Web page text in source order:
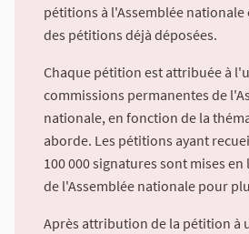
pétitions à l'Assemblée nationale
des pétitions déjà déposées.
Chaque pétition est attribuée à
commissions permanentes de
nationale, en fonction de la
aborde. Les pétitions ayant
100 000 signatures sont mises
de l'Assemblée nationale pour
Après attribution de la pétition à